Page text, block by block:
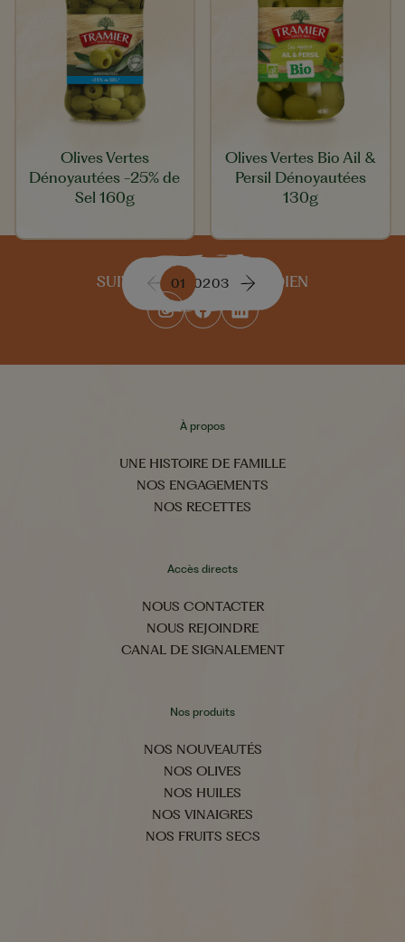
Olives Vertes
Dénoyautées -25% de
Sel 160g
Olives Vertes Bio Ail &
Persil Dénoyautées
130g
01 0203
SUIVEZ-NOUS AU QUOTIDIEN
À propos
UNE HISTOIRE DE FAMILLE
NOS ENGAGEMENTS
NOS RECETTES
Accès directs
NOUS CONTACTER
NOUS REJOINDRE
CANAL DE SIGNALEMENT
Nos produits
NOS NOUVEAUTÉS
NOS OLIVES
NOS HUILES
NOS VINAIGRES
NOS FRUITS SECS